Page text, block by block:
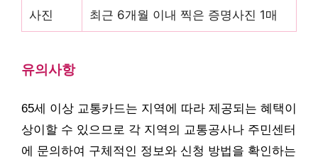
사진 최근 6개월 이내 찍은 증명사진 1매
유의사항
65세 이상 교통카드는 지역에 따라 제공되는 혜택이
상이할 수 있으므로 각 지역의 교통공사나 주민센터
에 문의하여 구체적인 정보와 신청 방법을 확인하는